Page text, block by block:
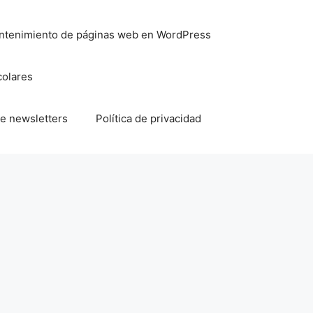
de páginas web en WordPress
newsletters Política de privacidad